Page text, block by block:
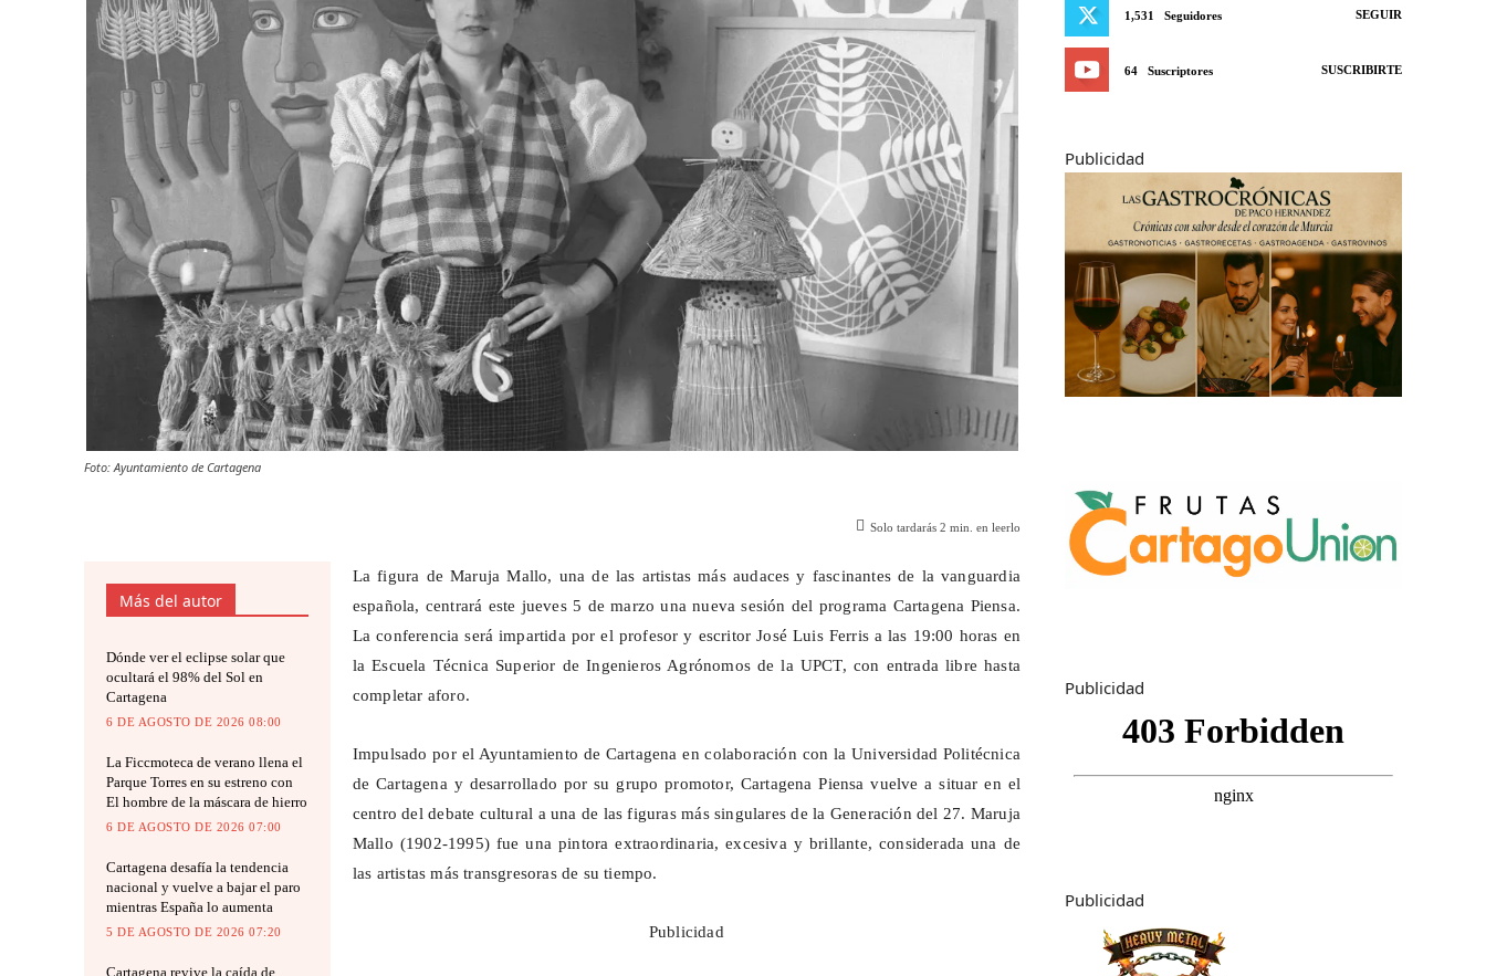
Foto: Ayuntamiento de Cartagena
Solo tardarás2 min. en leerlo
Más del autor
Dónde ver el eclipse solar que
ocultará el 98% del Sol en
Cartagena
6 DE AGOSTO DE 2026 08:00
La Ficcmoteca de verano llena el
Parque Torres en su estreno con
El hombre de la máscara de hierro
6 DE AGOSTO DE 2026 07:00
Cartagena desafía la tendencia
nacional y vuelve a bajar el paro
mientras España lo aumenta
5 DE AGOSTO DE 2026 07:20
Cartagena revive la caída de
La figura de Maruja Mallo, una de las artistas más audaces y fascinantes de la vanguardia
española, centrará este jueves 5 de marzo una nueva sesión del programa Cartagena Piensa.
La conferencia será impartida por el profesor y escritor José Luis Ferris a las 19:00 horas en
la Escuela Técnica Superior de Ingenieros Agrónomos de la UPCT, con entrada libre hasta
completar aforo.
Impulsado por el Ayuntamiento de Cartagena en colaboración con la Universidad Politécnica
de Cartagena y desarrollado por su grupo promotor, Cartagena Piensa vuelve a situar en el
centro del debate cultural a una de las figuras más singulares de la Generación del 27. Maruja
Mallo (1902-1995) fue una pintora extraordinaria, excesiva y brillante, considerada una de
las artistas más transgresoras de su tiempo.
Publicidad
1,531 Seguidores SEGUIR
64 Suscriptores SUSCRIBIRTE
Publicidad
Publicidad
Publicidad